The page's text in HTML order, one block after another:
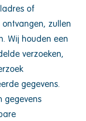
of
zullen
Wij houden een
verzoeken,
gegevens.
gegevens